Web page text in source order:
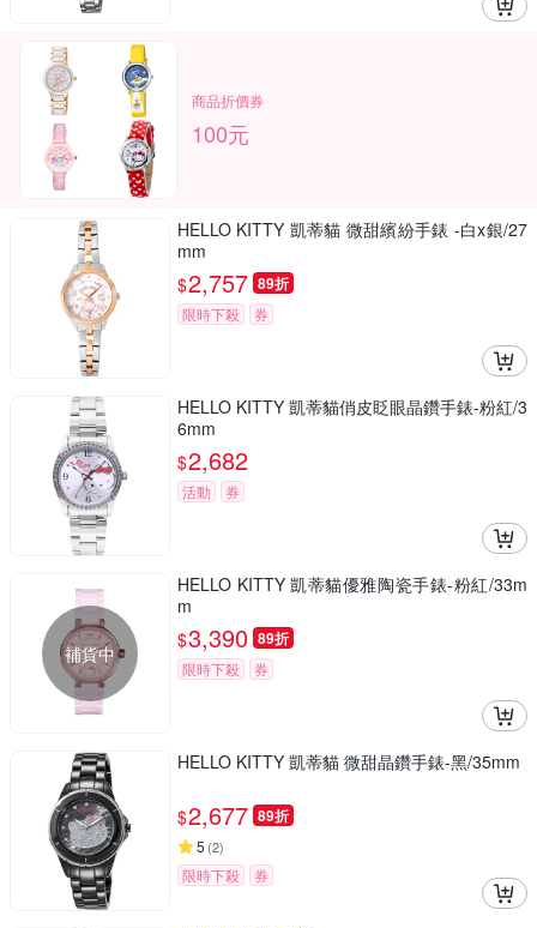
商品折價券
100元
HELLO KITTY 凱蒂貓 微甜繽紛手錶 -白x銀/27
mm
$2,757 89折
限時下殺 券
HELLO KITTY 凱蒂貓俏皮眨眼晶鑽手錶-粉紅/3
6mm
$2,682
活動 券
補貨中
HELLO KITTY 凱蒂貓優雅陶瓷手錶-粉紅/33m
m
$3,390 89折
限時下殺 券
HELLO KITTY 凱蒂貓 微甜晶鑽手錶-黑/35mm
$2,677 89折
5 (2)
限時下殺 券